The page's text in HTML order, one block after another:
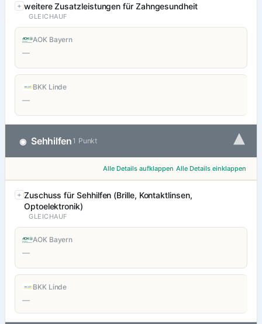
weitere Zusatzleistungen für Zahngesundheit
GLEICHAUF
AOK Bayern
—
BKK Linde
—
◉ Sehhilfen 1 Punkt ▾
Alle Details aufklappen Alle Details einklappen
Zuschuss für Sehhilfen (Brille, Kontaktlinsen,
Optoelektronik)
GLEICHAUF
AOK Bayern
—
BKK Linde
—